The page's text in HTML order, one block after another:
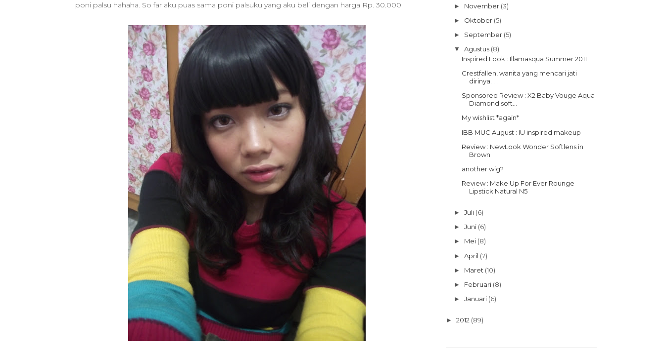
poni palsu hahaha. So far aku puas sama poni palsuku yang aku beli dengan harga Rp. 30.000
► November (3)
► Oktober (5)
► September (5)
▼ Agustus (8)
Inspired Look : Illamasqua Summer 2011
Crestfallen, wanita yang mencari jati
dirinya. . .
Sponsored Review : X2 Baby Vouge Aqua
Diamond soft...
My wishlist *again*
IBB MUC August : IU inspired makeup
Review : NewLook Wonder Softlens in
Brown
another wig?
Review : Make Up For Ever Rounge
Lipstick Natural N5
► Juli (6)
► Juni (6)
► Mei (8)
► April (7)
► Maret (10)
► Februari (8)
► Januari (6)
► 2012 (89)